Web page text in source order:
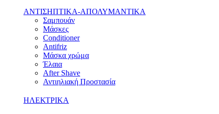
ΑΝΤΙΣΗΠΤΙΚΑ-ΑΠΟΛΥΜΑΝΤΙΚΑ
Σαμπουάν
Μάσκες
Conditioner
Antifriz
Μάσκα χρώμα
Έλαια
After Shave
Αντιηλιακή Προστασία
ΗΛΕΚΤΡΙΚΑ